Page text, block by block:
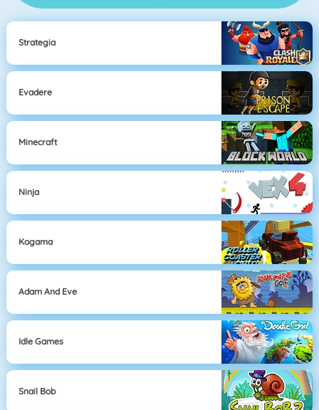
Strategia
Evadere
Minecraft
Ninja
Kogama
Adam And Eve
Idle Games
Snail Bob